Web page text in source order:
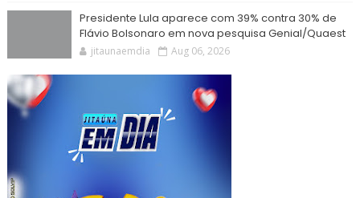
Presidente Lula aparece com 39% contra 30% de
Flávio Bolsonaro em nova pesquisa Genial/Quaest
jitaunaemdia Aug 06, 2026